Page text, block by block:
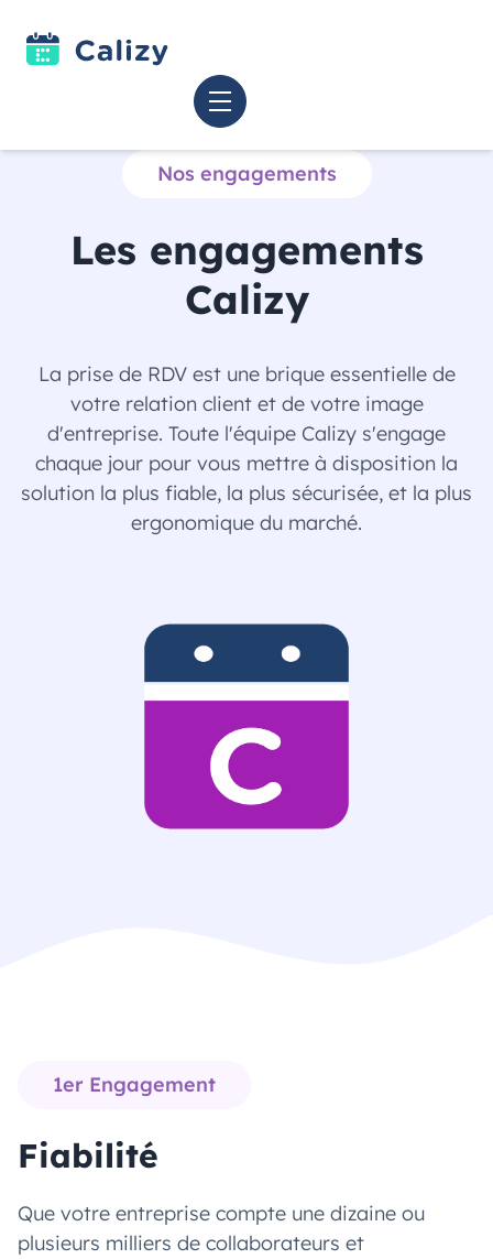
Nos engagements
Les engagements
Calizy
La prise de RDV est une brique essentielle de
votre relation client et de votre image
d'entreprise. Toute l'équipe Calizy s'engage
chaque jour pour vous mettre à disposition la
solution la plus fiable, la plus sécurisée, et la plus
ergonomique du marché.
1er Engagement
Fiabilité
Que votre entreprise compte une dizaine ou
plusieurs milliers de collaborateurs et